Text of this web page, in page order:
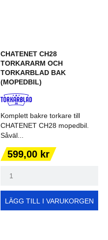
CHATENET CH28
TORKARARM OCH
TORKARBLAD BAK
(MOPEDBIL)
Komplett bakre torkare till
CHATENET CH28 mopedbil.
Såväl...
Pris
599,00 kr
LÄGG TILL I VARUKORGEN